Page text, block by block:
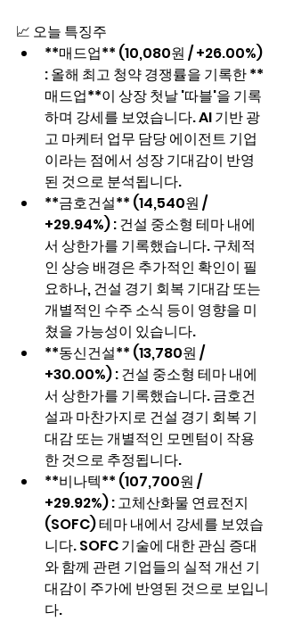
📈 오늘 특징주
**매드업** (10,080원 / +26.00%)
: 올해 최고 청약 경쟁률을 기록한 **
매드업**이 상장 첫날 '따블'을 기록
하며 강세를 보였습니다. AI 기반 광
고 마케터 업무 담당 에이전트 기업
이라는 점에서 성장 기대감이 반영
된 것으로 분석됩니다.
**금호건설** (14,540원 /
+29.94%) : 건설 중소형 테마 내에
서 상한가를 기록했습니다. 구체적
인 상승 배경은 추가적인 확인이 필
요하나, 건설 경기 회복 기대감 또는
개별적인 수주 소식 등이 영향을 미
쳤을 가능성이 있습니다.
**동신건설** (13,780원 /
+30.00%) : 건설 중소형 테마 내에
서 상한가를 기록했습니다. 금호건
설과 마찬가지로 건설 경기 회복 기
대감 또는 개별적인 모멘텀이 작용
한 것으로 추정됩니다.
**비나텍** (107,700원 /
+29.92%) : 고체산화물 연료전지
(SOFC) 테마 내에서 강세를 보였습
니다. SOFC 기술에 대한 관심 증대
와 함께 관련 기업들의 실적 개선 기
대감이 주가에 반영된 것으로 보입니
다.